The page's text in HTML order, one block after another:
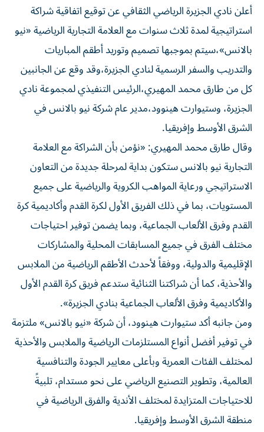
أعلن نادي الجزيرة الرياضي الثقافي عن توقيع اتفاقية شراكة
استراتيجية لمدة ثلاث سنوات مع العلامة التجارية الرياضية «نيو
بالانس»،سيتم بموجبها تصميم وتوريد أطقم المباريات
والتدريب والسفر الرسمية لنادي الجزيرة،وقد وقع عن الجانبين
كل من طارق محمد المهيري،الرئيس التنفيذي لمجموعة نادي
الجزيرة، وستيوارت هينوود،مدير عام شركة نيو بالانس في
الشرق الأوسط وإفريقيا.
وقال طارق محمد المهيري: «نؤمن بأن الشراكة مع العلامة
التجارية نيو بالانس ستكون بداية لمرحلة جديدة من التعاون
الاستراتيجي ورعاية المواهب الكروية والرياضية على جميع
المستويات، بما في ذلك الفريق الأول لكرة القدم وأكاديمية كرة
القدم وفرق الألعاب الجماعية، وبما يضمن توفير احتياجات
مختلف الفرق في جميع المسابقات المحلية والمشاركات
الإقليمية والدولية، ووفقاً لأحدث الأطقم الرياضية من الملابس
والأحذية، كما أن شراكتنا الثنائية ستدعم فريق كرة القدم الأول
والأكاديمية وفرق الألعاب الجماعية بنادي الجزيرة».
ومن جانبه أكد ستيوارت هينوود، أن شركة «نيو بالانس» ملتزمة
في توفير أفضل أنواع المستلزمات الرياضية والملابس والأحذية
لمختلف الفئات العمرية وبأعلى معايير الجودة والتنافسية
العالمية، وتطوير التصنيع الرياضي على نحو مستدام، تلبيةً
للاحتياجات المتزايدة لمختلف الأندية والفرق الرياضية في
منطقة الشرق الأوسط وإفريقيا.